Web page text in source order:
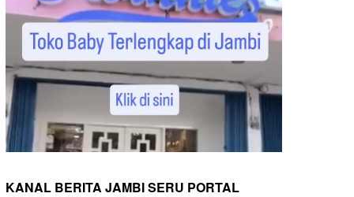
KANAL BERITA JAMBI SERU PORTAL